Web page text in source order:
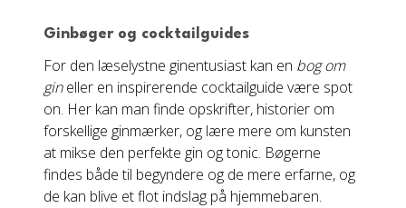
Ginbøger og cocktailguides
For den læselystne ginentusiast kan en bog om
gineller en inspirerende cocktailguide være spot
on. Her kan man finde opskrifter, historier om
forskellige ginmærker, og lære mere om kunsten
at mikse den perfekte gin og tonic. Bøgerne
findes både til begyndere og de mere erfarne, og
de kan blive et flot indslag på hjemmebaren.